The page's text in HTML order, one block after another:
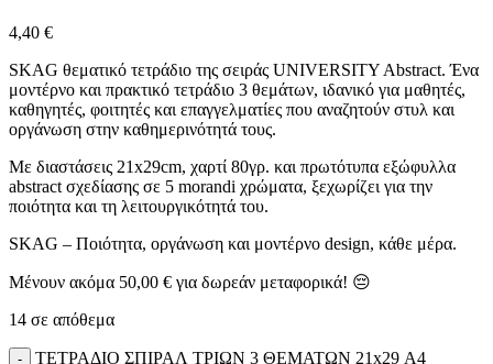
4,40 €
SKAG θεματικό τετράδιο της σειράς UNIVERSITY Abstract. Ένα
μοντέρνο και πρακτικό τετράδιο 3 θεμάτων, ιδανικό για μαθητές,
καθηγητές, φοιτητές και επαγγελματίες που αναζητούν στυλ και
οργάνωση στην καθημερινότητά τους.
Με διαστάσεις 21x29cm, χαρτί 80γρ. και πρωτότυπα εξώφυλλα
abstract σχεδίασης σε 5 morandi χρώματα, ξεχωρίζει για την
ποιότητα και τη λειτουργικότητά του.
SKAG – Ποιότητα, οργάνωση και μοντέρνο design, κάθε μέρα.
Μένουν ακόμα 50,00 € για δωρεάν μεταφορικά! 😔
14 σε απόθεμα
ΤΕΤΡΑΔΙΟ ΣΠΙΡΑΛ ΤΡΙΩΝ 3 ΘΕΜΑΤΩΝ 21x29 Α4